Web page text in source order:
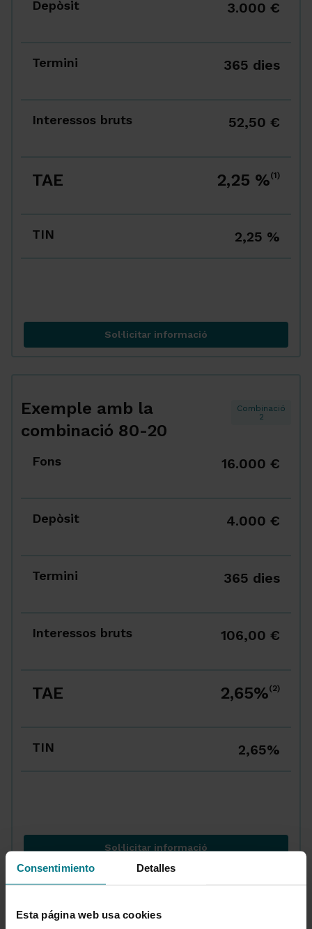
Consentimiento Detalles
Esta página web usa cookies
Depòsit 3.000 €
Termini 365 dies
Interessos bruts 52,50 €
TAE 2,25 %(1)
TIN 2,25 %
Sol·licitar informacióExemple amb la combinació
Exemple amb la
combinació 80-20
Combinació
2
Fons 16.000 €
Depòsit 4.000 €
Termini 365 dies
Interessos bruts 106,00 €
TAE 2,65%(2)
TIN 2,65%
Sol·licitar informacióExemple amb la combinació